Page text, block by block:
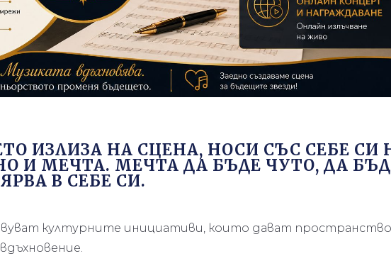
ИЗЛИЗА НА СЦЕНА, НОСИ СЪС СЕБЕ СИ
И МЕЧТА. МЕЧТА ДА БЪДЕ ЧУТО, ДА
В СЕБЕ СИ.
културните инициативи, които дават пространство